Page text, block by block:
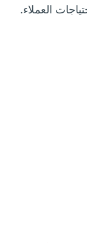
العملاء.